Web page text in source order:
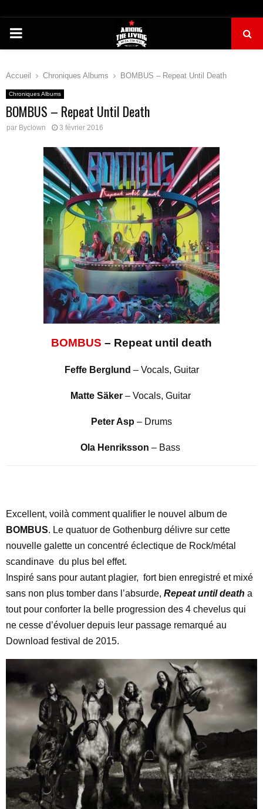
PRIMARY
Accueil Chroniques Albums BOMBUS – Repeat Until Death
Chroniques Albums
BOMBUS – Repeat Until Death
par Byclown 3 février 2016
BOMBUS – Repeat until death
Feffe Berglund – Vocals, Guitar
Matte Säker– Vocals, Guitar
Peter Asp – Drums
Ola Henriksson – Bass
Excellent, voilà comment qualifier le nouvel album de
BOMBUS. Le quatuor de Gothenburg délivre sur cette
nouvelle galette un concentré éclectique de Rock/métal
scandinave du plus bel effet.
Inspiré sans pour autant plagier, fort bien enregistré et mixé
sans non plus tomber dans l’absurde, Repeat until death a
tout pour conforter la belle progression des 4 chevelus qui
ne cesse d’évoluer depuis leur passage remarqué au
Download festival de 2015.